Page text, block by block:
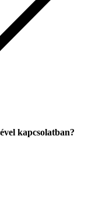
kapcsolatban?